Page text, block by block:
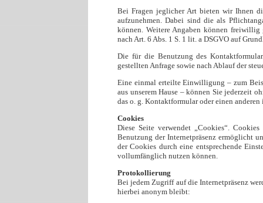
Bei Fragen jeglicher Art bieten wir Ihnen
aufzunehmen. Dabei sind die als
können. Weitere Angaben können
nach Art. 6 Abs. 1 S. 1 lit. a DSGVO auf
Die für die Benutzung des
gestellten Anfrage sowie nach Ablauf der
Eine einmal erteilte Einwilligung – zum
aus unserem Hause – können Sie jederzeit
das o. g. Kontaktformular oder einen
Cookies
Diese Seite verwendet „Cookies“.
Benutzung der Internetpräsenz ermöglicht
der Cookies durch eine entsprechende
vollumfänglich nutzen können.
Protokollierung
Bei jedem Zugriff auf die Internetpräsenz
hierbei anonym bleibt: